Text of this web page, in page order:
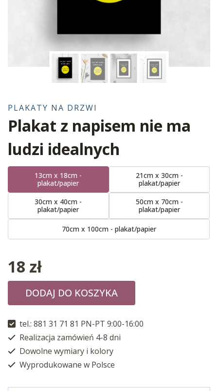
PLAKATY NA DRZWI
Plakat z napisem nie ma
ludzi idealnych
13cm x 18cm -
plakat/papier
21cm x 30cm -
plakat/papier
30cm x 40cm -
plakat/papier
50cm x 70cm -
plakat/papier
70cm x 100cm - plakat/papier
18 zł
DODAJ DO KOSZYKA
tel.: 881 31 71 81 PN-PT 9:00-16:00
Realizacja zamówień 4-8 dni
Dowolne wymiary i kolory
Wyprodukowane w Polsce